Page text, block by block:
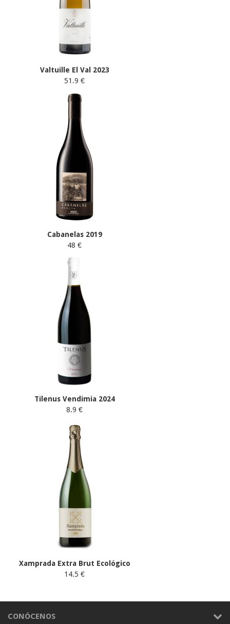
Valtuille El Val 2023
51.9 €
Cabanelas 2019
48 €
Tilenus Vendimia 2024
8.9 €
Xamprada Extra Brut Ecológico
14.5 €
CONÓCENOS